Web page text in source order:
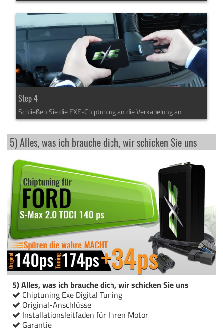
Step 4
Schließen Sie die EXE-Chiptuning an die Verkabelung an
5) Alles, was ich brauche dich, wir schicken Sie uns
5) Alles, was ich brauche dich, wir schicken Sie uns
Chiptuning Exe Digital Tuning
Original-Anschlüsse
Installationsleitfaden für Ihren Motor
Garantie